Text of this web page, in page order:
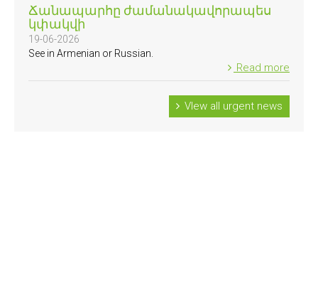
Ճանապարհը ժամանակավորապես
կփակվի
19-06-2026
See in Armenian or Russian.
Read more
VIew all urgent news